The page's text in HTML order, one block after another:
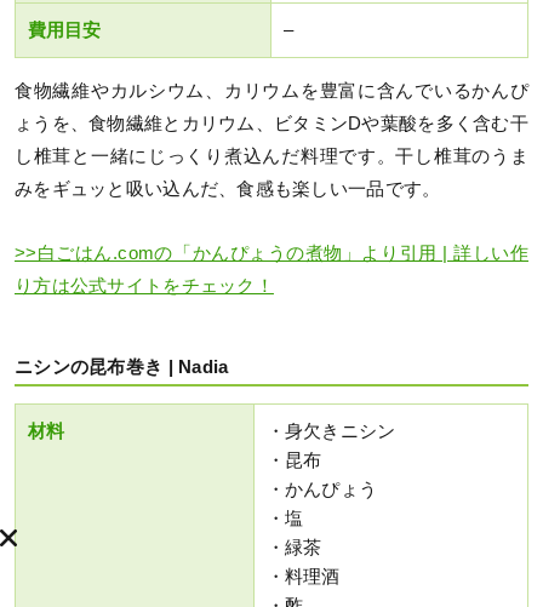
費用目安 –
食物繊維やカルシウム、カリウムを豊富に含んでいるかんぴ
ょうを、食物繊維とカリウム、ビタミンDや葉酸を多く含む干
し椎茸と一緒にじっくり煮込んだ料理です。干し椎茸のうま
みをギュッと吸い込んだ、食感も楽しい一品です。
>>白ごはん.comの「かんぴょうの煮物」より引用 | 詳しい作
り方は公式サイトをチェック！
ニシンの昆布巻き | Nadia
材料
・身欠きニシン
・昆布
・かんぴょう
・塩
・緑茶
・料理酒